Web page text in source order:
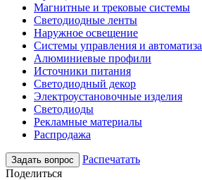
Магнитные и трековые системы
Светодиодные ленты
Наружное освещение
Системы управления и
Алюминиевые профили
Источники питания
Светодиодный декор
Электроустановочные изделия
Светодиоды
Рекламные материалы
Распродажа
Задать вопрос
Распечатать
Поделиться